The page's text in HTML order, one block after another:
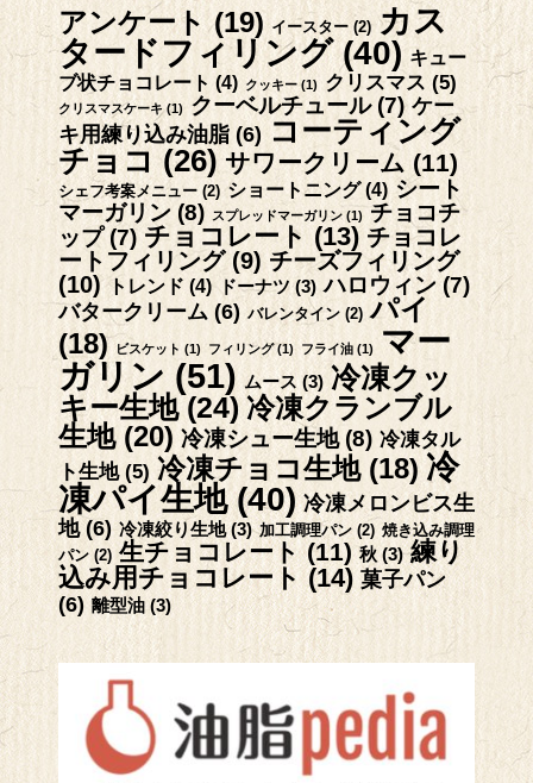
アンケート(19) イースター (2) カス
タードフィリング(40) キュー
ブ状チョコレート (4) クッキー(1) クリスマス (5)
クリスマスケーキ(1) クーベルチュール(7) ケー
キ用練り込み油脂 (6) コーティング
チョコ (26) サワークリーム (11)
シェフ考案メニュー (2) ショートニング(4) シート
マーガリン (8) スプレッドマーガリン (1)
チョコチ
ップ(7) チョコレート (13) チョコレ
ートフィリング(9) チーズフィリング
(10) トレンド (4) ドーナツ(3) ハロウィン(7)
バタークリーム (6) バレンタイン (2) パイ
(18)
ビスケット (1) フィリング(1) フライ油 (1)
マー
ガリン (51) ムース (3) 冷凍クッ
キー生地(24) 冷凍クランブル
生地(20) 冷凍シュー生地(8) 冷凍タル
ト生地(5) 冷凍チョコ生地(18) 冷
凍パイ生地(40) 冷凍メロンビス生
地(6) 冷凍絞り生地(3) 加工調理パン (2) 焼き込み調理
パン (2) 生チョコレート(11) 秋(3) 練り
込み用チョコレート (14) 菓子パン
(6) 離型油(3)